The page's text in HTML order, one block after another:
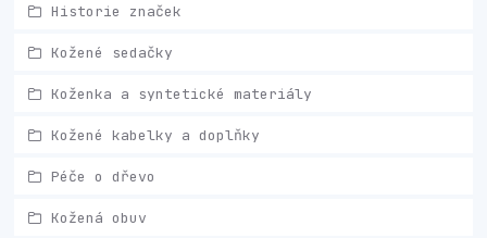
Historie značek
Kožené sedačky
Koženka a syntetické materiály
Kožené kabelky a doplňky
Péče o dřevo
Kožená obuv